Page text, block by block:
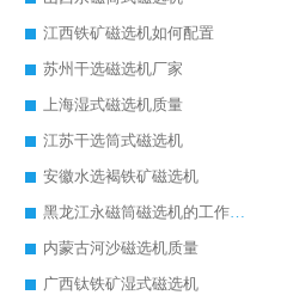
江西铁矿磁选机如何配置
苏州干选磁选机厂家
上海湿式磁选机质量
江苏干选筒式磁选机
安徽水选褐铁矿磁选机
黑龙江永磁筒磁选机的工作原理
内蒙古河沙磁选机质量
广西钛铁矿湿式磁选机